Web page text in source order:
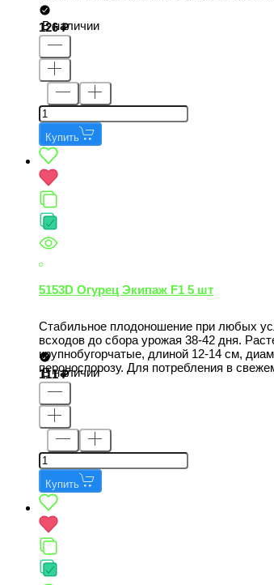
В наличии
126
Купить
5153D Огурец Экипаж F1 5 шт
Стабильное плодоношение при любых
всходов до сбора урожая 38-42 дня.
крупнобугорчатые, длиной 12-14 см,
пероноспорозу. Для потребления в
В наличии
111
Купить